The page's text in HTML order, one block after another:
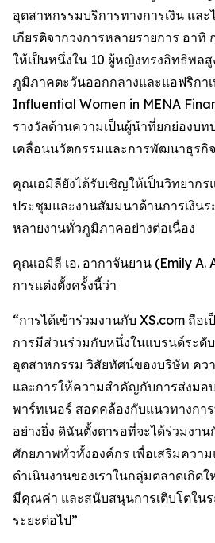
อุตสาหกรรมบริการทางการเงิน และ
เกียรติจากวงการหลายรายการ อาทิ
ให้เป็นหนึ่งใน 10 ผู้หญิงทรงอิทธิพลสู
ภูมิภาคตะวันออกกลางและแอฟริกา
Influential Women in MENA
รางวัลด้านความเป็นผู้นำที่ยกย่องบท
เคลื่อนนวัตกรรมและการพัฒนาธุรกิจ
คุณเอมิลียังได้รับเชิญให้เป็นวิทยากร
ประชุมและงานสัมมนาด้านการเงิน
หลายงานทั่วภูมิภาคอย่างต่อเนื่อง
คุณเอมิลี เอ. อากาจันยาน (Emily A.
การแต่งตั้งครั้งนี้ว่า
“การได้เข้าร่วมงานกับ XS.com ถือ
การมีส่วนร่วมกับหนึ่งในแบรนด์ระดั
อุตสาหกรรม วิสัยทัศน์ของบริษัท คว
และการให้ความสำคัญกับการส่งม
พาร์ทเนอร์ สอดคล้องกับแนวทางกา
อย่างยิ่ง ดิฉันตั้งตารอที่จะได้ร่วมงา
ศักยภาพทั่วทั้งองค์กร เพื่อเสริมควา
ดำเนินงานของเราในกลุ่มตลาดเกิด
มีคุณค่า และสนับสนุนการเติบโตใน
ระยะต่อไป”